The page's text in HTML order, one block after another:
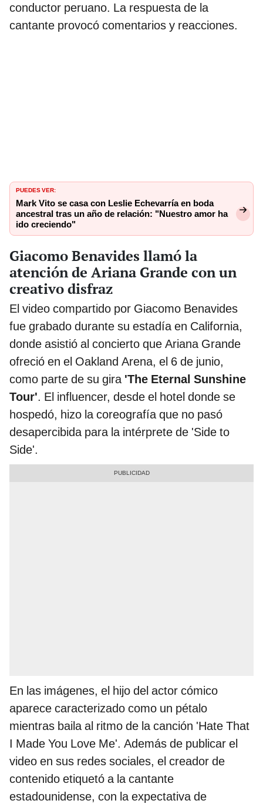
conductor peruano. La respuesta de la
cantante provocó comentarios y reacciones.
PUEDES VER:
Mark Vito se casa con Leslie Echevarría en boda
ancestral tras un año de relación: "Nuestro amor ha
ido creciendo"
Giacomo Benavides llamó la
atención de Ariana Grande con un
creativo disfraz
El video compartido por Giacomo Benavides
fue grabado durante su estadía en California,
donde asistió al concierto que Ariana Grande
ofreció en el Oakland Arena, el 6 de junio,
como parte de su gira 'The Eternal Sunshine
Tour'. El influencer, desde el hotel donde se
hospedó, hizo la coreografía que no pasó
desapercibida para la intérprete de 'Side to
Side'.
En las imágenes, el hijo del actor cómico
aparece caracterizado como un pétalo
mientras baila al ritmo de la canción 'Hate That
I Made You Love Me'. Además de publicar el
video en sus redes sociales, el creador de
contenido etiquetó a la cantante
estadounidense, con la expectativa de